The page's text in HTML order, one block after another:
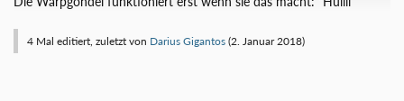
4 Mal editiert, zuletzt von Darius Gigantos (2. Januar 2018)